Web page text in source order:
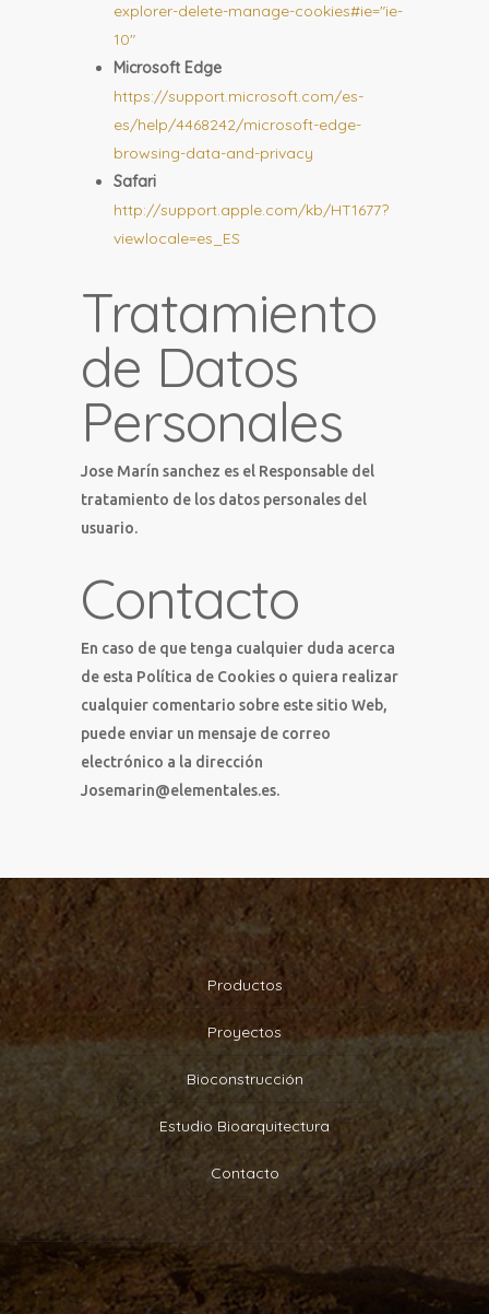
explorer-delete-manage-cookies#ie="ie-
10"
Microsoft Edge
https://support.microsoft.com/es-
es/help/4468242/microsoft-edge-
browsing-data-and-privacy
Safari
http://support.apple.com/kb/HT1677?
viewlocale=es_ES
Tratamiento
de Datos
Personales
Jose Marín sanchez es el Responsable del
tratamiento de los datos personales del
usuario.
Contacto
En caso de que tenga cualquier duda acerca
de esta Política de Cookies o quiera realizar
cualquier comentario sobre este sitio Web,
puede enviar un mensaje de correo
electrónico a la dirección
Josemarin@elementales.es.
Productos
Proyectos
Bioconstrucción
Estudio Bioarquitectura
Contacto